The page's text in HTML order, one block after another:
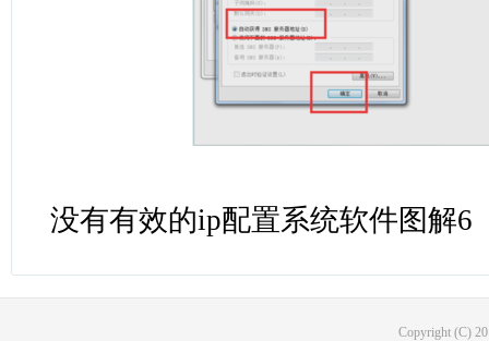
没有有效的ip配置系统软件图解6
Copyright (C)